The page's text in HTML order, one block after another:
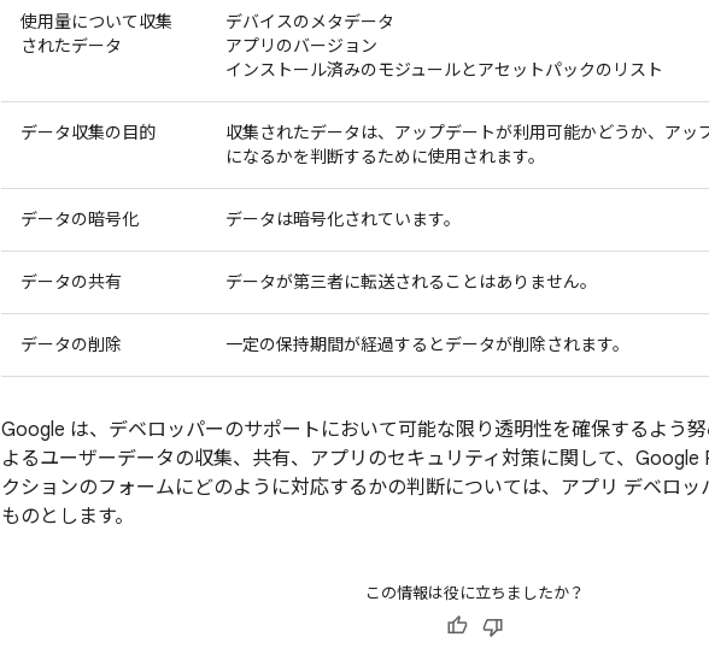
使用量について収集
されたデータ
デバイスのメタデータ
アプリのバージョン
インストール済みのモジュールとアセットパックのリスト
データ収集の目的
収集されたデータは、アップデートが利用可能かどうか、アッ
になるかを判断するために使用されます。
データの暗号化 データは暗号化されています。
データの共有 データが第三者に転送されることはありません。
データの削除 一定の保持期間が経過するとデータが削除されます。
Google は、デベロッパーのサポートにおいて可能な限り透明性を確保するよう
よるユーザーデータの収集、共有、アプリのセキュリティ対策に関して、Google
クションのフォームにどのように対応するかの判断については、アプリ デベロッ
ものとします。
この情報は役に立ちましたか？